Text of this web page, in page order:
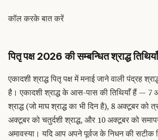
कॉल करके बात करें
पितृ पक्ष 2026 की सम्बन्धित श्राद्ध तिथियाँ
एकादशी श्राद्ध पितृ पक्ष में मनाई जाने वाली पंद्रह
है। एकादशी श्राद्ध के आस-पास की तिथियाँ हैं — 7
श्राद्ध (जो माघ श्राद्ध का भी दिन है), 8 अक्टूबर को
अक्टूबर को चतुर्दशी श्राद्ध, और 10 अक्टूबर को
अमावस्या। यदि आप अपने पूर्वज के निधन की सटीक